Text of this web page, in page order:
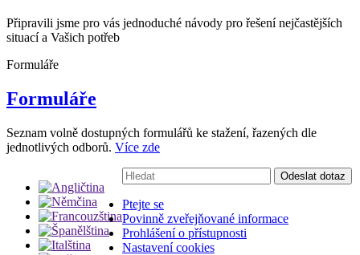
Připravili jsme pro vás jednoduché návody pro řešení nejčastějších
situací a Vašich potřeb
Formuláře
Formuláře
Seznam volně dostupných formulářů ke stažení, řazených dle
jednotlivých odborů. Více zde
Vyhledávání:
Odeslat dotaz
Ptejte se
Povinně zveřejňované informace
Prohlášení o přístupnosti
Nastavení cookies